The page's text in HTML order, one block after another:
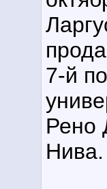
7-й
Рено
Нива.